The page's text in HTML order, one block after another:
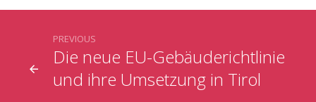
Die neue EU-Gebäuderichtlinie
und ihre Umsetzung in Tirol
PREVIOUS